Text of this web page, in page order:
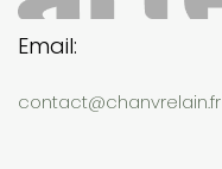
Email:
contact@chanvrelain.fr